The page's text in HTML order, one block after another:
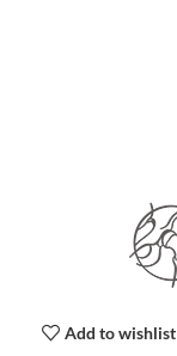
Add to wishlist